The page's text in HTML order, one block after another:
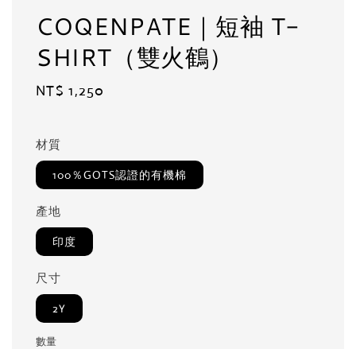
COQENPATE｜短袖 T-
SHIRT（雙火鶴）
Regular
NT$ 1,250
材質
100％GOTS認證的有機棉
產地
印度
尺寸
2Y
數量